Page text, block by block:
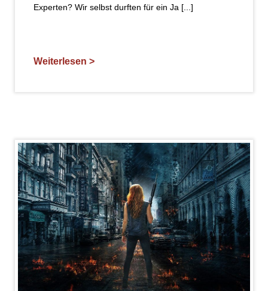
Experten? Wir selbst durften für ein Ja [...]
Weiterlesen >